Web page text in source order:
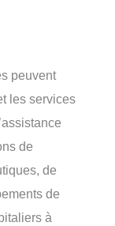
peuvent
les services
de
de
de
à